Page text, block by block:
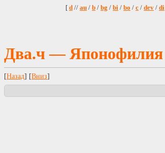
[ d // au / b / bg / bi / bo / c / dev / di
Два.ч — Японофилия
[Назад] [Вниз]